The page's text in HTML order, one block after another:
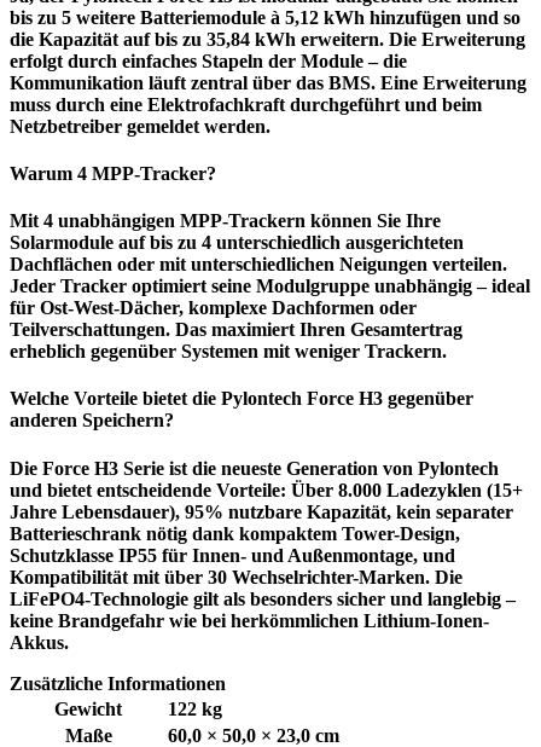
bis zu 5 weitere Batteriemodule à 5,12 kWh hinzufügen und so
die Kapazität auf bis zu 35,84 kWh erweitern. Die Erweiterung
erfolgt durch einfaches Stapeln der Module – die
Kommunikation läuft zentral über das BMS. Eine Erweiterung
muss durch eine Elektrofachkraft durchgeführt und beim
Netzbetreiber gemeldet werden.
Warum 4 MPP-Tracker?
Mit 4 unabhängigen MPP-Trackern können Sie Ihre
Solarmodule auf bis zu 4 unterschiedlich ausgerichteten
Dachflächen oder mit unterschiedlichen Neigungen verteilen.
Jeder Tracker optimiert seine Modulgruppe unabhängig – ideal
für Ost-West-Dächer, komplexe Dachformen oder
Teilverschattungen. Das maximiert Ihren Gesamtertrag
erheblich gegenüber Systemen mit weniger Trackern.
Welche Vorteile bietet die Pylontech Force H3 gegenüber
anderen Speichern?
Die Force H3 Serie ist die neueste Generation von Pylontech
und bietet entscheidende Vorteile: Über 8.000 Ladezyklen (15+
Jahre Lebensdauer), 95% nutzbare Kapazität, kein separater
Batterieschrank nötig dank kompaktem Tower-Design,
Schutzklasse IP55 für Innen- und Außenmontage, und
Kompatibilität mit über 30 Wechselrichter-Marken. Die
LiFePO4-Technologie gilt als besonders sicher und langlebig –
keine Brandgefahr wie bei herkömmlichen Lithium-Ionen-
Akkus.
Zusätzliche Informationen
Gewicht
122 kg
Maße
60,0 × 50,0 × 23,0 cm